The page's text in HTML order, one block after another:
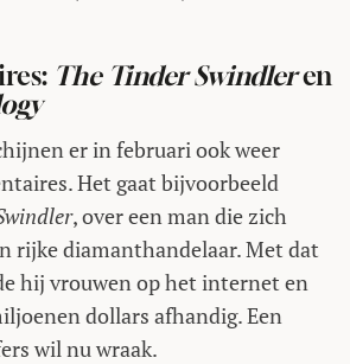
The Tinder Swindleren
er in februari ook weer
Het gaat bijvoorbeeld
, over een man die zich
rijke diamanthandelaar. Met dat
hij vrouwen op het internet en
dollars afhandig. Een
wil nu wraak.